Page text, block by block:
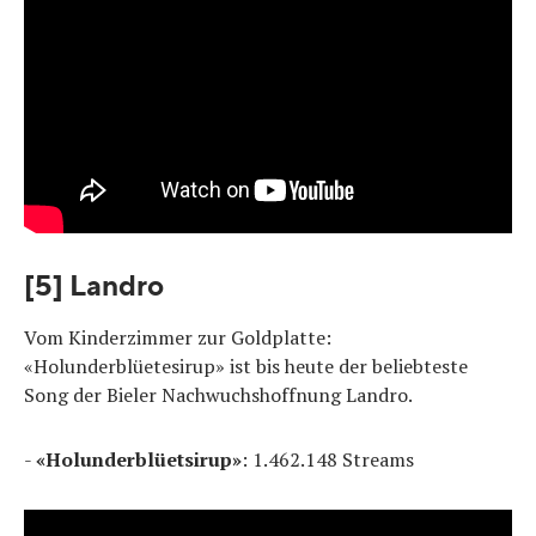
[5] Landro
Vom Kinderzimmer zur Goldplatte:
«Holunderblüetesirup» ist bis heute der beliebteste
Song der Bieler Nachwuchshoffnung Landro.
-«Holunderblüetsirup»: 1.462.148 Streams